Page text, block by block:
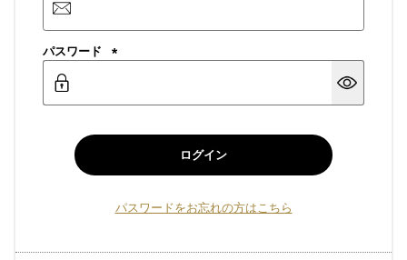
パスワード
ログイン
パスワードをお忘れの方はこちら